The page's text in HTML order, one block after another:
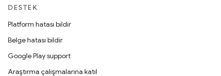
DESTEK
Platform hatası bildir
Belge hatası bildir
Google Play support
Araştırma çalışmalarına katıl